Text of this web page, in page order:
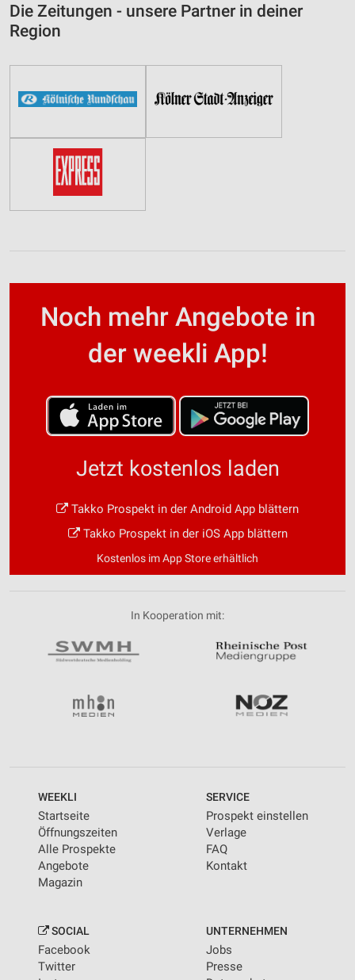
Die Zeitungen - unsere Partner in deiner
Region
Noch mehr Angebote in
der weekli App!
Jetzt kostenlos laden
Takko Prospekt in der Android App blättern
Takko Prospekt in der iOS App blättern
Kostenlos im App Store erhältlich
In Kooperation mit:
WEEKLI
Startseite
Öffnungszeiten
Alle Prospekte
Angebote
Magazin
SERVICE
Prospekt einstellen
Verlage
FAQ
Kontakt
SOCIAL
Facebook
Twitter
UNTERNEHMEN
Jobs
Presse